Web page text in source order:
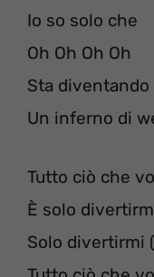
Io so solo che
Oh Oh Oh Oh
Sta diventando
Un inferno di
Tutto ciò che
È solo
Solo divertirmi